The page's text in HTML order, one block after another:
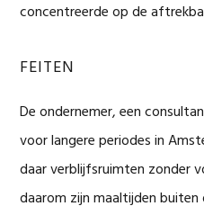
concentreerde op de
FEITEN
De ondernemer, een
voor langere periodes in
daar verblijfsruimten zonder
daarom zijn maaltijden